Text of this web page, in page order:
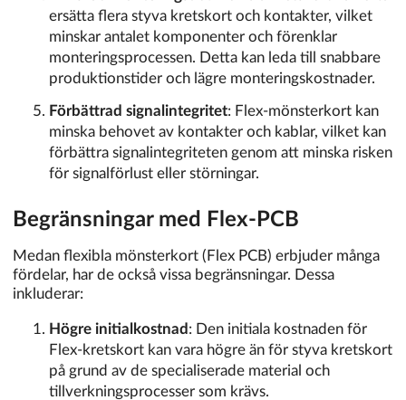
ersätta flera styva kretskort och kontakter, vilket
minskar antalet komponenter och förenklar
monteringsprocessen. Detta kan leda till snabbare
produktionstider och lägre monteringskostnader.
Förbättrad signalintegritet: Flex-mönsterkort kan
minska behovet av kontakter och kablar, vilket kan
förbättra signalintegriteten genom att minska risken
för signalförlust eller störningar.
Begränsningar med Flex-PCB
Medan flexibla mönsterkort (Flex PCB) erbjuder många
fördelar, har de också vissa begränsningar. Dessa
inkluderar:
Högre initialkostnad : Den initiala kostnaden för
Flex-kretskort kan vara högre än för styva kretskort
på grund av de specialiserade material och
tillverkningsprocesser som krävs.